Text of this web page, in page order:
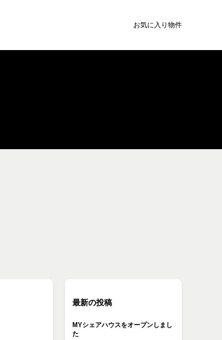
お気に入り物件
最新の投稿
MYシェアハウスをオープンしまし
た